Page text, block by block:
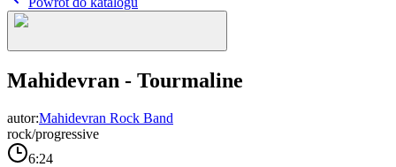
Mahidevran - Tourmaline
autor:Mahidevran Rock Band
rock/progressive
6:24